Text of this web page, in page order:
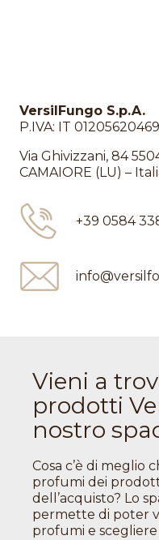
VersilFungo S.p.A.
P.IVA: IT 01205620469
Via Ghivizzani, 84
CAMAIORE (LU) –
+39 0584
Vieni a
prodotti
nostro
Cosa c’è di meglio
profumi dei
dell’acquisto? Lo
permette di poter
profumi e